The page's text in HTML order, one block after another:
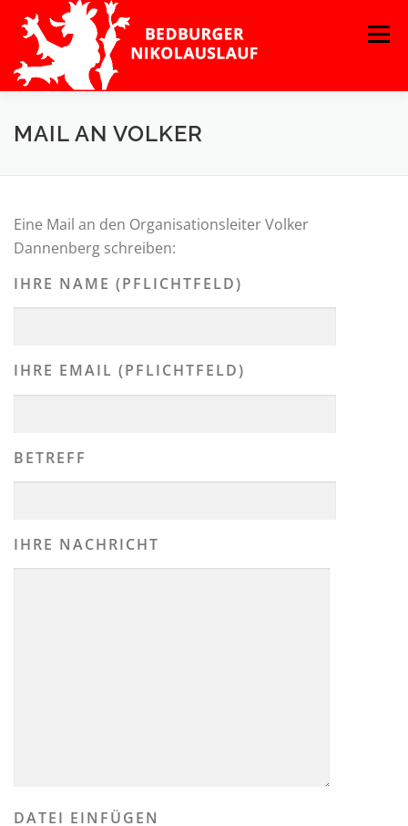
Inhalt
springen
Menü
MAIL AN VOLKER
Eine Mail an den Organisationsleiter Volker
Dannenberg schreiben:
IHRE NAME (PFLICHTFELD)
IHRE EMAIL (PFLICHTFELD)
BETREFF
IHRE NACHRICHT
DATEI EINFÜGEN